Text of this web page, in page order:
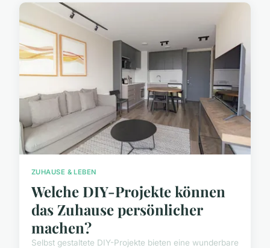
ZUHAUSE & LEBEN
Welche DIY-Projekte können
das Zuhause persönlicher
machen?
Selbst gestaltete DIY-Projekte bieten eine wunderbare